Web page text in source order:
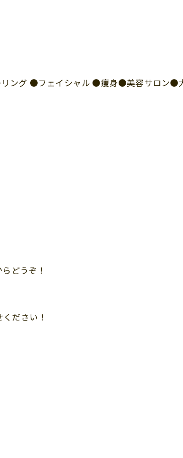
ング ●フェイシャル ●痩身●美容サロン●
どうぞ！
ださい！